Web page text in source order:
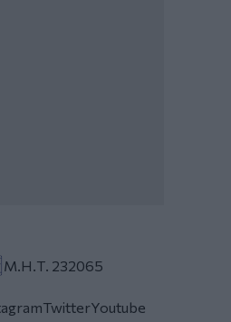
Μ.Η.Τ. 232065
TwitterYoutube